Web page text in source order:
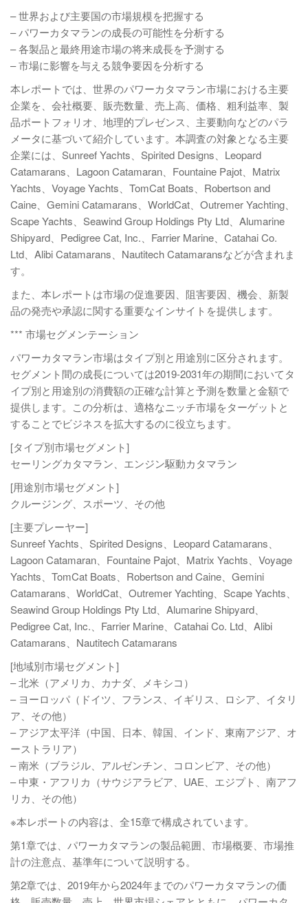
– 世界および主要国の市場規模を把握する
– パワーカタマランの成長の可能性を分析する
– 各製品と最終用途市場の将来成長を予測する
– 市場に影響を与える競争要因を分析する
本レポートでは、世界のパワーカタマラン市場における主要
企業を、会社概要、販売数量、売上高、価格、粗利益率、製
品ポートフォリオ、地理的プレゼンス、主要動向などのパラ
メータに基づいて紹介しています。本調査の対象となる主要
企業には、Sunreef Yachts、Spirited Designs、Leopard
Catamarans、Lagoon Catamaran、Fountaine Pajot、Matrix
Yachts、Voyage Yachts、TomCat Boats、Robertson and
Caine、Gemini Catamarans、WorldCat、Outremer Yachting、
Scape Yachts、Seawind Group Holdings Pty Ltd、Alumarine
Shipyard、Pedigree Cat, Inc.、Farrier Marine、Catahai Co.
Ltd、Alibi Catamarans、Nautitech Catamaransなどが含まれま
す。
また、本レポートは市場の促進要因、阻害要因、機会、新製
品の発売や承認に関する重要なインサイトを提供します。
*** 市場セグメンテーション
パワーカタマラン市場はタイプ別と用途別に区分されます。
セグメント間の成長については2019-2031年の期間においてタ
イプ別と用途別の消費額の正確な計算と予測を数量と金額で
提供します。この分析は、適格なニッチ市場をターゲットと
することでビジネスを拡大するのに役立ちます。
[タイプ別市場セグメント]
セーリングカタマラン、エンジン駆動カタマラン
[用途別市場セグメント]
クルージング、スポーツ、その他
[主要プレーヤー]
Sunreef Yachts、Spirited Designs、Leopard Catamarans、
Lagoon Catamaran、Fountaine Pajot、Matrix Yachts、Voyage
Yachts、TomCat Boats、Robertson and Caine、Gemini
Catamarans、WorldCat、Outremer Yachting、Scape Yachts、
Seawind Group Holdings Pty Ltd、Alumarine Shipyard、
Pedigree Cat, Inc.、Farrier Marine、Catahai Co. Ltd、Alibi
Catamarans、Nautitech Catamarans
[地域別市場セグメント]
– 北米（アメリカ、カナダ、メキシコ）
– ヨーロッパ（ドイツ、フランス、イギリス、ロシア、イタリ
ア、その他）
– アジア太平洋（中国、日本、韓国、インド、東南アジア、オ
ーストラリア）
– 南米（ブラジル、アルゼンチン、コロンビア、その他）
– 中東・アフリカ（サウジアラビア、UAE、エジプト、南アフ
リカ、その他）
※本レポートの内容は、全15章で構成されています。
第1章では、パワーカタマランの製品範囲、市場概要、市場推
計の注意点、基準年について説明する。
第2章では、2019年から2024年までのパワーカタマランの価